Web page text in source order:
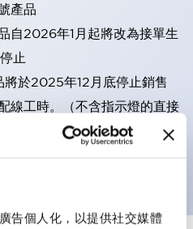
告個人化，以提供社交媒體
產品
自2026年1月起將改為接單生
止
於2025年12月底停止銷售
線工時。（不含指示燈的直接
認證產品。